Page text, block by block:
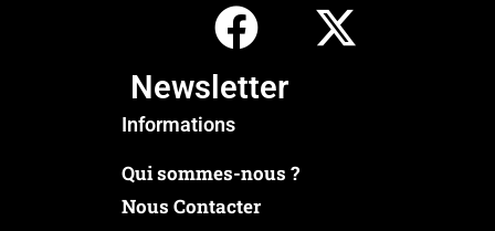
Newsletter
Informations
Qui sommes-nous ?
Nous Contacter